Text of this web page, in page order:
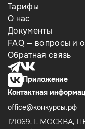
Тарифы
О нас
Документы
FAQ — вопросы и
Обратная связь
Приложение
Контактная
office@конкурсы.рф
121069, Г. МОСКВА,